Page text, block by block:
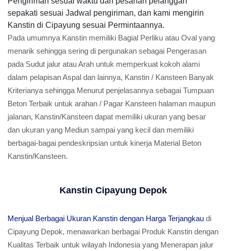
sepakati sesuai Jadwal pengiriman, dan kami mengirin
Kanstin di Cipayung sesuai Permintaannya.
Pada umumnya Kanstin memiliki Bagial Perliku atau Oval yang
menarik sehingga sering di pergunakan sebagai Pengerasan
pada Sudut jalur atau Arah untuk memperkuat kokoh alami
dalam pelapisan Aspal dan lainnya, Kanstin / Kansteen Banyak
Kriterianya sehingga Menurut penjelasannya sebagai Tumpuan
Beton Terbaik untuk arahan / Pagar Kansteen halaman maupun
jalanan, Kanstin/Kansteen dapat memiliki ukuran yang besar
dan ukuran yang Mediun sampai yang kecil dan memiliki
berbagai-bagai pendeskripsian untuk kinerja Material Beton
Kanstin/Kansteen.
Kanstin Cipayung Depok
Menjual Berbagai Ukuran Kanstin dengan Harga Terjangkau di
Cipayung Depok, menawarkan berbagai Produk Kanstin dengan
Kualitas Terbaik untuk wilayah Indonesia yang Menerapan jalur